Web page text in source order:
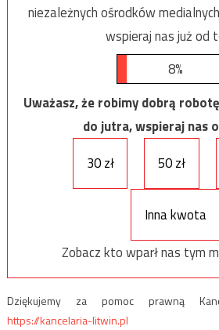
niezależnych ośrodków
wspieraj nas już od
8%
Uważasz, że robimy dobrą
do jutra, wspieraj nas
30 zł
50 zł
Inna kwota
Zobacz kto wparł nas tym
Dziękujemy za pomoc prawną
https://kancelaria-litwin.pl